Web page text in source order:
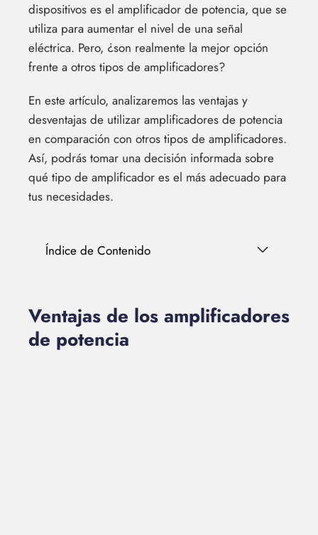
dispositivos es el amplificador de potencia, que se
utiliza para aumentar el nivel de una señal
eléctrica. Pero, ¿son realmente la mejor opción
frente a otros tipos de amplificadores?
En este artículo, analizaremos las ventajas y
desventajas de utilizar amplificadores de potencia
en comparación con otros tipos de amplificadores.
Así, podrás tomar una decisión informada sobre
qué tipo de amplificador es el más adecuado para
tus necesidades.
Índice de Contenido
Ventajas de los amplificadores
de potencia